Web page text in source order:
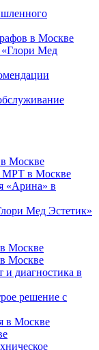
в Москве
«Глори Мед
в Москве
МРТ в Москве
«Арина» в
Мед Эстетик»
Москве
в Москве
диагностика в
решение с
в Москве